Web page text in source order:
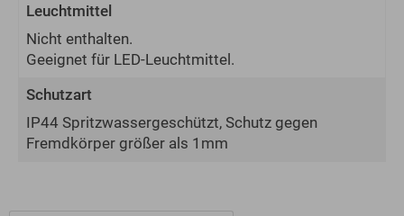
Leuchtmittel
Nicht enthalten.
Geeignet für LED-Leuchtmittel.
Schutzart
IP44 Spritzwassergeschützt, Schutz gegen
Fremdkörper größer als 1mm